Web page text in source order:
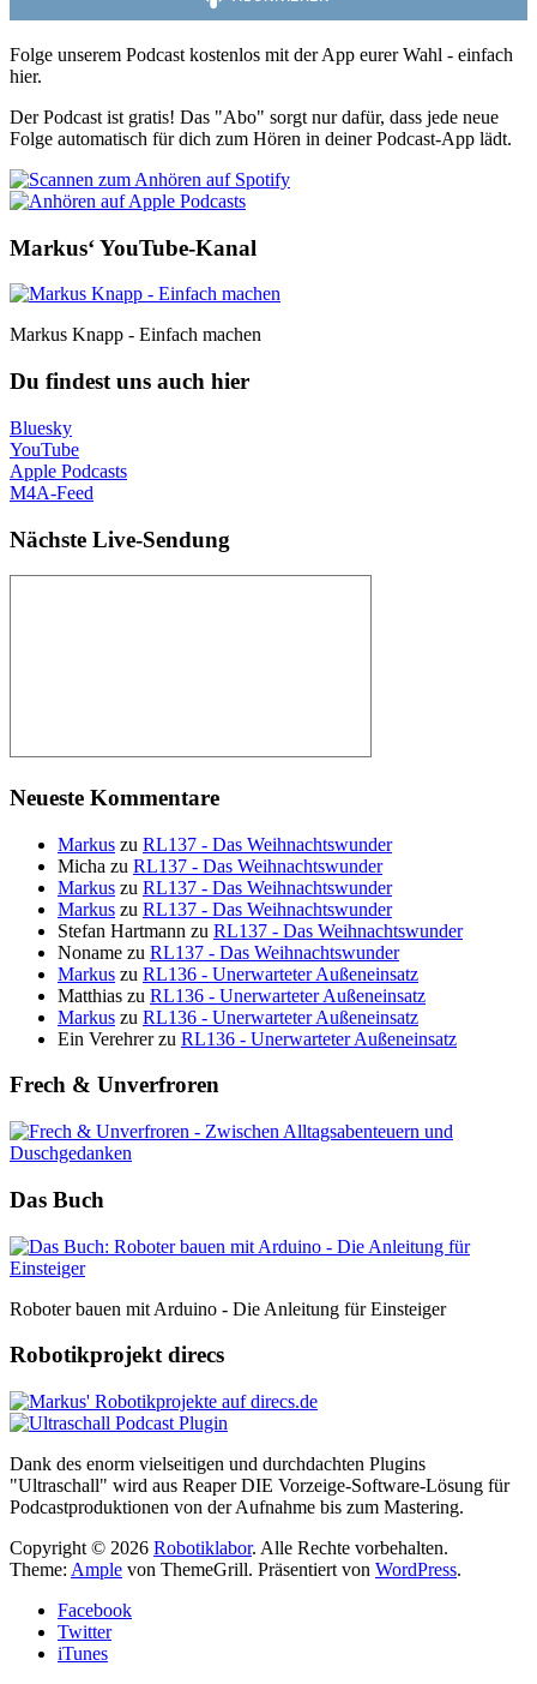
Folge unserem Podcast kostenlos mit der App eurer Wahl - einfach
hier.
Der Podcast ist gratis! Das "Abo" sorgt nur dafür, dass jede neue
Folge automatisch für dich zum Hören in deiner Podcast-App lädt.
Markus‘ YouTube-Kanal
Markus Knapp - Einfach machen
Du findest uns auch hier
Bluesky
YouTube
Apple Podcasts
M4A-Feed
Nächste Live-Sendung
Neueste Kommentare
Markus zu RL137 - Das Weihnachtswunder
Micha zu RL137 - Das Weihnachtswunder
Markus zu RL137 - Das Weihnachtswunder
Markus zu RL137 - Das Weihnachtswunder
Stefan Hartmann zu RL137 - Das Weihnachtswunder
Noname zu RL137 - Das Weihnachtswunder
Markus zu RL136 - Unerwarteter Außeneinsatz
Matthias zu RL136 - Unerwarteter Außeneinsatz
Markus zu RL136 - Unerwarteter Außeneinsatz
Ein Verehrerzu RL136 - Unerwarteter Außeneinsatz
Frech & Unverfroren
Das Buch
Roboter bauen mit Arduino - Die Anleitung für Einsteiger
Robotikprojekt direcs
Dank des enorm vielseitigen und durchdachten Plugins
"Ultraschall" wird aus Reaper DIE Vorzeige-Software-Lösung für
Podcastproduktionen von der Aufnahme bis zum Mastering.
Copyright © 2026 Robotiklabor. Alle Rechte vorbehalten.
Theme: Ample von ThemeGrill. Präsentiert von WordPress.
Facebook
Twitter
iTunes